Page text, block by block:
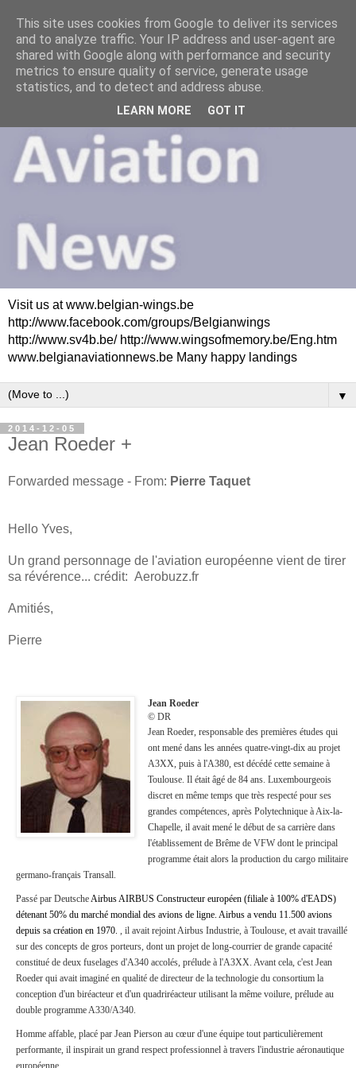
Visit us at www.belgian-wings.be
http://www.facebook.com/groups/Belgianwings
http://www.sv4b.be/ http://www.wingsofmemory.be/Eng.htm
www.belgianaviationnews.be Many happy landings
▼
2014-12-05
Jean Roeder +
Forwarded message - From: Pierre Taquet
Hello Yves,
Un grand personnage de l'aviation européenne vient de tirer
sa révérence... crédit: Aerobuzz.fr
Amitiés,
Pierre
Jean Roeder
© DR
Jean Roeder, responsable des premières études qui
ont mené dans les années quatre-vingt-dix au projet
A3XX, puis à l'A380, est décédé cette semaine à
Toulouse. Il était âgé de 84 ans. Luxembourgeois
discret en même temps que très respecté pour ses
grandes compétences, après Polytechnique à Aix-la-
Chapelle, il avait mené le début de sa carrière dans
l'établissement de Brême de VFW dont le principal
programme était alors la production du cargo militaire
germano-français Transall.
Passé par DeutscheAirbus AIRBUS Constructeur européen (filiale à 100% d'EADS)
détenant 50% du marché mondial des avions de ligne. Airbus a vendu 11.500 avions
depuis sa création en 1970. , il avait rejoint Airbus Industrie, à Toulouse, et avait travaillé
sur des concepts de gros porteurs, dont un projet de long-courrier de grande capacité
constitué de deux fuselages d'A340 accolés, prélude à l'A3XX. Avant cela, c'est Jean
Roeder qui avait imaginé en qualité de directeur de la technologie du consortium la
conception d'un biréacteur et d'un quadriréacteur utilisant la même voilure, prélude au
double programme A330/A340.
Homme affable, placé par Jean Pierson au cœur d'une équipe tout particulièrement
performante, il inspirait un grand respect professionnel à travers l'industrie aéronautique
This site uses cookies from Google to deliver its services
and to analyze traffic. Your IP address and user-agent are
shared with Google along with performance and security
metrics to ensure quality of service, generate usage
statistics, and to detect and address abuse.
LEARN MORE GOT IT